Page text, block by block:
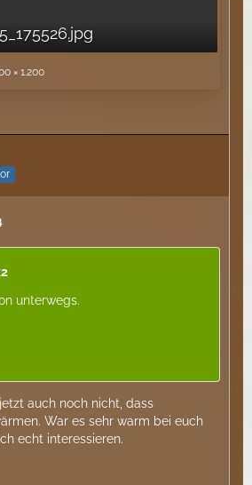
× 1.200
unterwegs.
auch noch nicht, dass
War es sehr warm bei euch
echt interessieren.